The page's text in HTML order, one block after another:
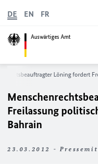
Auswärtiges Amt
DE EN FR
Löning fordert
Freilassung
Bahrain
23.03.2012 -